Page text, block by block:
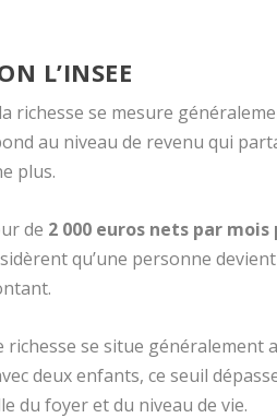
L’INSEE
richesse se mesure
au niveau de revenu qui
plus.
de 2 000 euros nets par
qu’une personne
se situe généralement
deux enfants, ce seuil
du foyer et du niveau de vie.